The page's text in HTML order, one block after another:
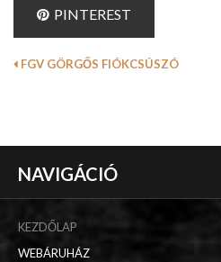
PINTEREST
FGV GÖRGŐS FIÓKCSÚSZÓ
NAVIGÁCIÓ
KEZDŐLAP
WEBÁRUHÁZ